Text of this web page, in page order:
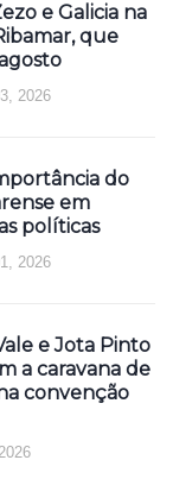
e Galicia na
que
2026
do
em
políticas
2026
e Jota Pinto
a caravana de
convenção